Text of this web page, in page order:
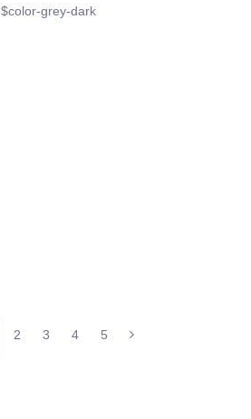
$color-grey-dark
2 3 4 5